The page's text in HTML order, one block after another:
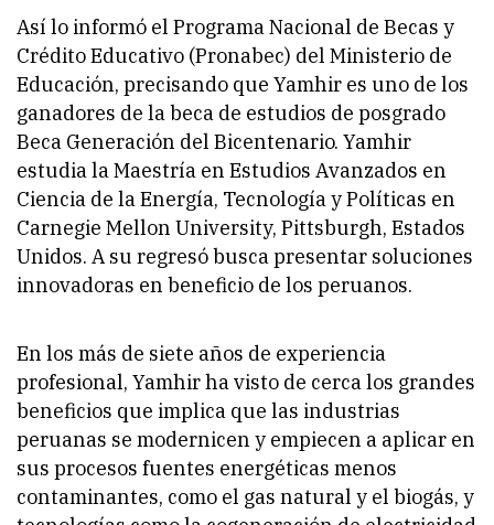
Así lo informó el Programa Nacional de Becas y
Crédito Educativo (Pronabec) del Ministerio de
Educación, precisando que Yamhir es uno de los
ganadores de la beca de estudios de posgrado
Beca Generación del Bicentenario. Yamhir
estudia la Maestría en Estudios Avanzados en
Ciencia de la Energía, Tecnología y Políticas en
Carnegie Mellon University, Pittsburgh, Estados
Unidos. A su regresó busca presentar soluciones
innovadoras en beneficio de los peruanos.
En los más de siete años de experiencia
profesional, Yamhir ha visto de cerca los grandes
beneficios que implica que las industrias
peruanas se modernicen y empiecen a aplicar en
sus procesos fuentes energéticas menos
contaminantes, como el gas natural y el biogás, y